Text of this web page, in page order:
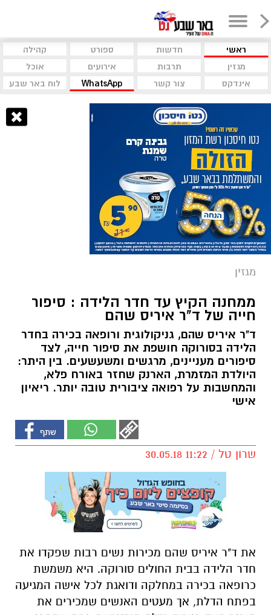
ראשי חדשות ספורט
קהילה
מגזין
תרבות אירועים
אוכל
אינדקס
צור קשר WhatsApp לוח באר שבע
מגזין
ממחנה הקיץ עד חדר הלידה : סיפור
חייה של ד"ר איריס שהם
ד"ר איריס שהם, גניקולוגית ורופאה בכירה בחדר
הלידה בסורוקה חושפת את סיפור חייה, לצד
סיפורים מעניינים, מרגשים ומשעשעים. בין היתר:
היולדת המזמרת, הארנק שחזר באורח פלא,
והמחשבות על רפואה ציבורית טובה יותר. ריאיון
אישי
שרון טל / 11:22 30.05.18
את ד"ר איריס שהם מכירות נשים רבות שפקדו את
חדר הלידה בבית החולים סורוקה. היא משמשת
כרופאה בכירה במחלקה ודואגת לכל אישה המגיעה
סיפור חייה. איריס גדלה בגבעתיים, ומה שהביא
אותה לדרום לדבריה, הוא סיפור אהבה "בתיכון
הייתי במחנה קיץ של בני עקיבא ופגשתי בחור
תכול עיניים בשם אסי והוא אמר לי שהוא הולך